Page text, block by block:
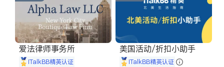
爱法律师事务所
iTalkBB精英认证
美国活动/折扣小助手
iTalkBB精英认证